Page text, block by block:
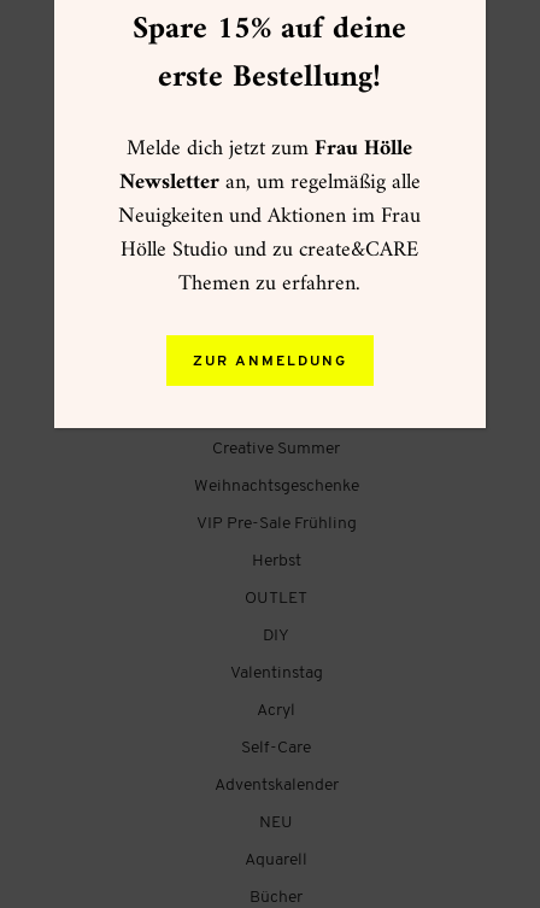
FOLGE MIR
FRAU HÖLLE ONLINESHOP
☀ Sommer ☀
Creative Summer
Weihnachtsgeschenke
VIP Pre-Sale Frühling
Herbst
OUTLET
DIY
Valentinstag
Acryl
Self-Care
Adventskalender
NEU
Aquarell
Bücher
Spare 15% auf deine
erste Bestellung!
Melde dich jetzt zumFrau Hölle
Newsletteran, um regelmäßig alle
Neuigkeiten und Aktionen im Frau
Hölle Studio und zu create&CARE
Themen zu erfahren.
ZUR ANMELDUNG